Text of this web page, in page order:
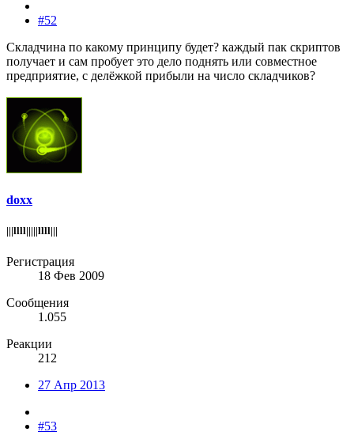
#52
Складчина по какому принципу будет? каждый пак скриптов
получает и сам пробует это дело поднять или совместное
предприятие, с делёжкой прибыли на число складчиков?
doxx
|||llll|||||llll|||
Регистрация
18 Фев 2009
Сообщения
1.055
Реакции
212
27 Апр 2013
#53